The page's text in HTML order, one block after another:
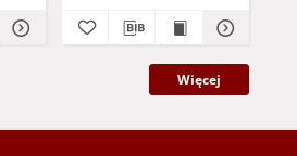
Więcej